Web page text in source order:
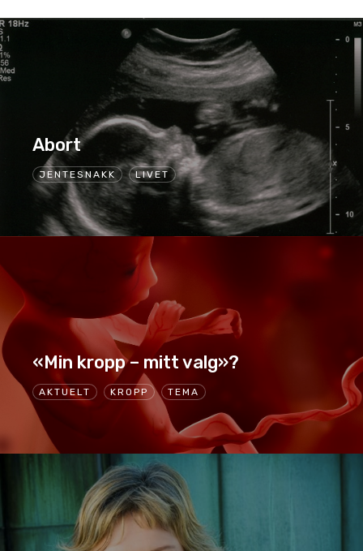
JENTESNAKK LIVET
Abort
AKTUELT KROPP TEMA
«Min kropp – mitt valg»?